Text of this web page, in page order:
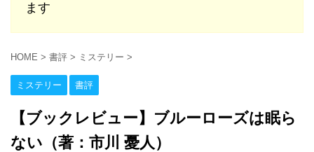
ます
HOME > 書評 > ミステリー >
ミステリー 書評
【ブックレビュー】ブルーローズは眠ら
ない（著：市川 憂人）